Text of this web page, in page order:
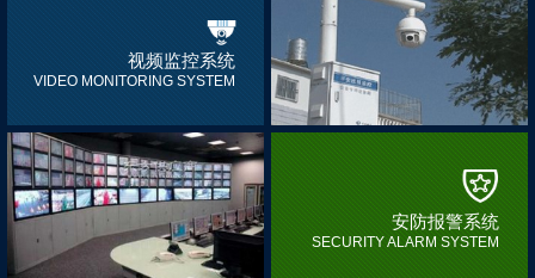
视频监控系统
VIDEO MONITORING SYSTEM
安防报警系统
SECURITY ALARM SYSTEM